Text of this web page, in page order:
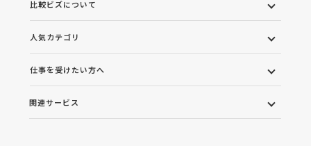
比較ビズについて
人気カテゴリ
仕事を受けたい方へ
関連サービス